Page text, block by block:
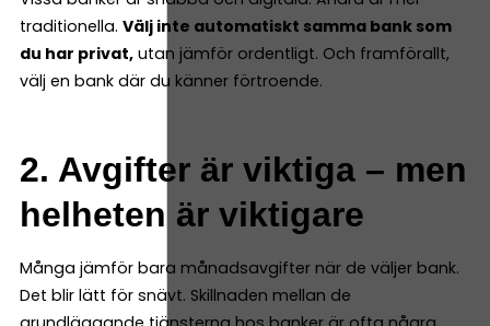
traditionella. Välj inte automatiskt samma bank som
du har privat, utan jämför ordentligt. Och framförallt,
välj en bank där du känner förtroende.
2. Avgifter är viktiga – men
helheten är viktigare
Många jämför bara månadsavgifter när de väljer bank.
Det blir lätt för snävt. Skillnaden mellan de